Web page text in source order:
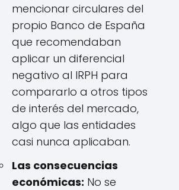
mencionar circulares del
propio Banco de España
que recomendaban
aplicar un diferencial
negativo al IRPH para
compararlo a otros tipos
de interés del mercado,
algo que las entidades
casi nunca aplicaban.
Las consecuencias
económicas: No se